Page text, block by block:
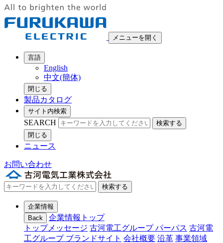
メニューを開く
言語
English
中文(簡体)
閉じる
製品カタログ
サイト内検索
SEARCH
検索する
閉じる
ニュース
お問い合わせ
検索する
企業情報
Back
企業情報トップ
トップメッセージ 古河電工グループ パーパス 古河電
工グループ ブランドサイト 会社概要 沿革 事業領域